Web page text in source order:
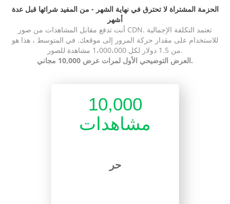
الحزمة المشتراة لا تحترق في نهاية الشهر - من المفيد شرائها قبل عدة
أشهر
أنت تدفع مقابل المشاهدات من صور CDN. تعتمد التكلفة الإجمالية
للاستخدام على مقدار حركة المرور إلى موقعك. في المتوسط ، هذا هو
من 1.5 دولار لكل 1،000،000 مشاهدة للصور.
العرض التوضيحي الأول لمرات عرض 10,000 مجاني.
10,000
مشاهدات
حر